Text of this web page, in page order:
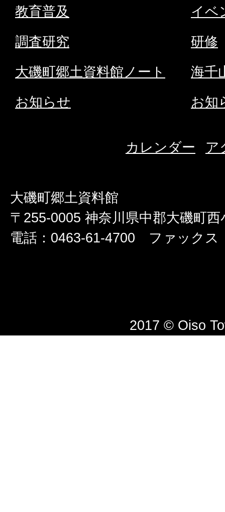
ト
教育普及
調査研究
大磯町郷土資料館ノート
お知らせ
イベ
研修
海千
お知
カレンダー ア
大磯町郷土資料館
〒255-0005 神奈川県中郡大磯町西
電話：0463-61-4700 ファックス
2017 © Oiso